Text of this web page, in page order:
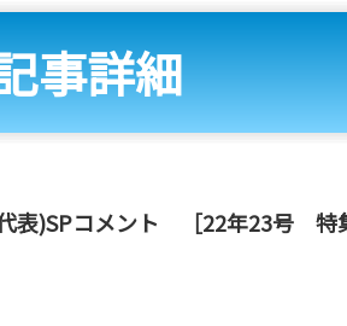
事詳細
表)SPコメント ［22年23号 特